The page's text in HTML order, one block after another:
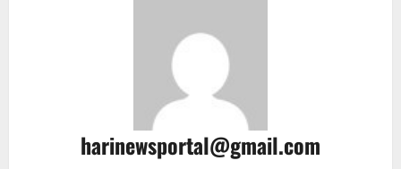
harinewsportal@gmail.com